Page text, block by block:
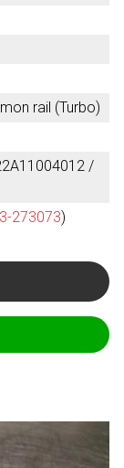
rail (Turbo)
/
273073)